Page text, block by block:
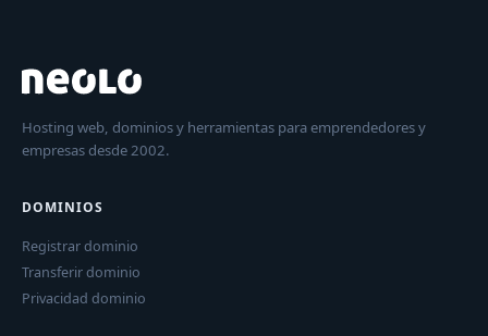
Hosting web, dominios y herramientas para emprendedores y
empresas desde 2002.
DOMINIOS
Registrar dominio
Transferir dominio
Privacidad dominio